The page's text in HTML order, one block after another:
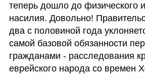
теперь дошло до физического
насилия. Довольно!
два с половиной года
самой базовой обязанности
гражданами - расследования
еврейского народа со времен